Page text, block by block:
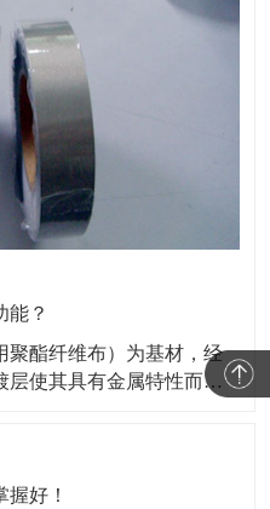
能？
聚酯纤维布）为基材，经
层使其具有金属特性而成
到底是如何屏蔽电磁信
工艺在电磁信号的屏蔽
好！